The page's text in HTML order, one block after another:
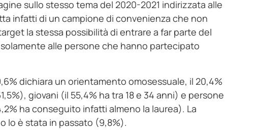
sullo stesso tema del 2020-2021 indirizzata alle
infatti di un campione di convenienza che non
la stessa possibilità di entrare a far parte del
alle persone che hanno partecipato
dichiara un orientamento omosessuale, il 20,4%
giovani (il 55,4% ha tra 18 e 34 anni) e persone
ha conseguito infatti almeno la laurea). La
lo è stata in passato (9,8%).